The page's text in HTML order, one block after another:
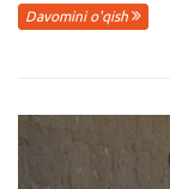
Davomini o'qish